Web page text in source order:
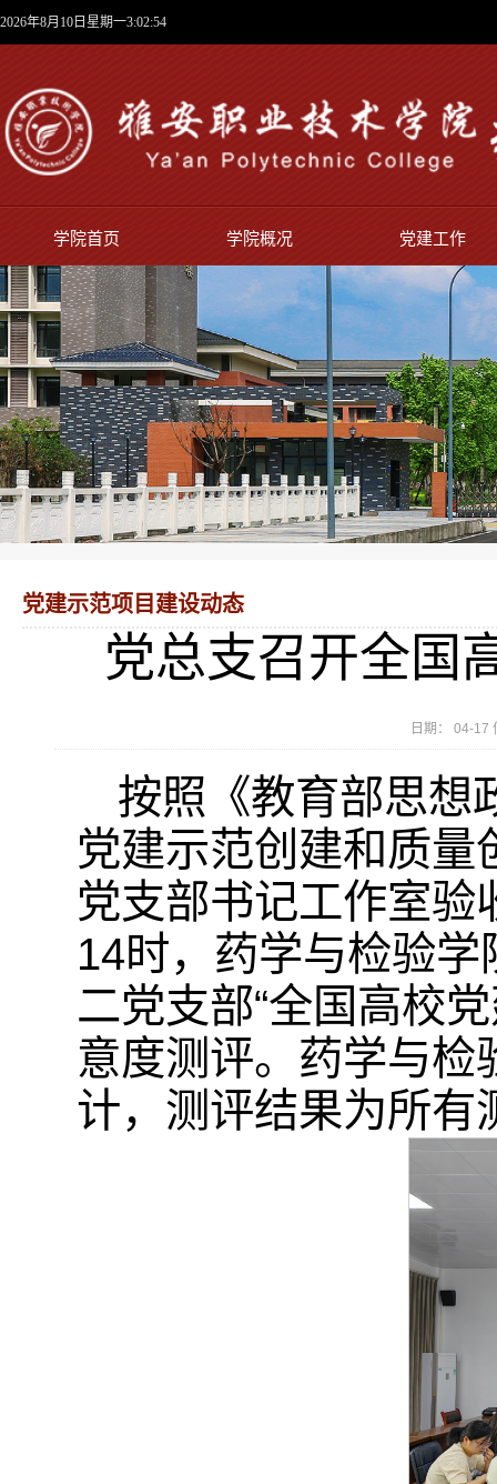
2026年8月10日星期一3:02:55
学院首页 学院概况 党建工作
党建示范项目建设动态
党总支召开全国
日期： 04-
按照《教育部思想
党建示范创建和质量
党支部书记工作室验
14时，药学与检验
二党支部“全国高校
意度测评。药学与
计，测评结果为所有